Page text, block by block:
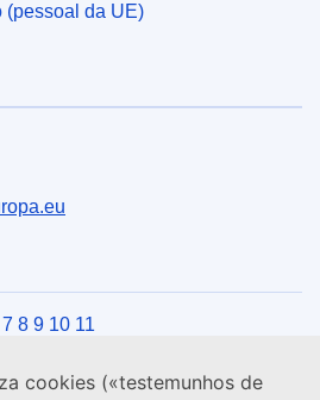
cookies («testemunhos de
(pessoal da UE)
8 9 10 11